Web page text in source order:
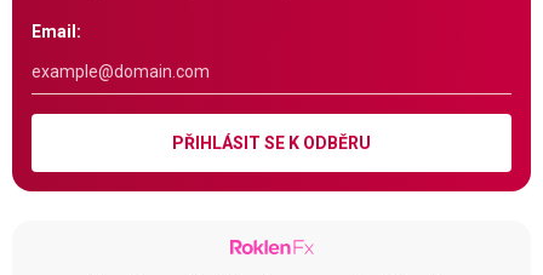
Email:
PŘIHLÁSIT SE K ODBĚRU